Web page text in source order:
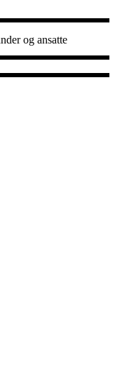
og ansatte